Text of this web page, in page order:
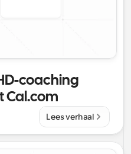
coaching
Cal.com
Lees verhaal